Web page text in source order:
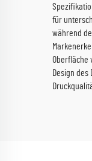
für
während
Oberfläche
Design